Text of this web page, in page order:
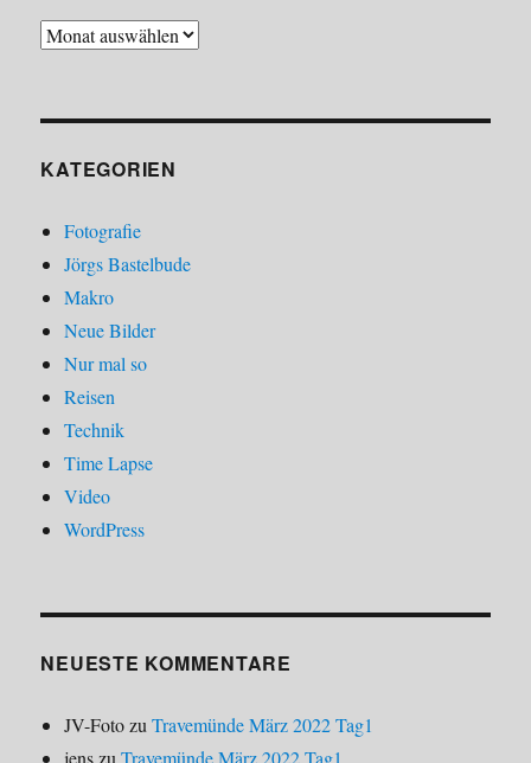
Archiv
KATEGORIEN
Fotografie
Jörgs Bastelbude
Makro
Neue Bilder
Nur mal so
Reisen
Technik
Time Lapse
Video
WordPress
NEUESTE KOMMENTARE
JV-FotozuTravemünde März 2022 Tag1
jenszuTravemünde März 2022 Tag1